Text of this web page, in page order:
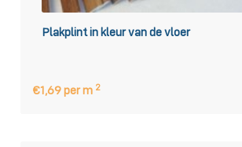
Plakplint in kleur van de vloer
€1,69 per m 2